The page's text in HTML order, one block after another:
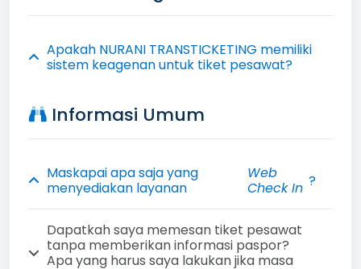
Apakah NURANI TRANSTICKETING memiliki
sistem keagenan untuk tiket pesawat?
Informasi Umum
Maskapai apa saja yang
menyediakan layanan
Web
Check In ?
Dapatkah saya memesan tiket pesawat
tanpa memberikan informasi paspor?
Apa yang harus saya lakukan jika masa